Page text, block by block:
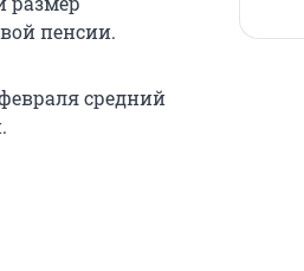
пенсии.
средний